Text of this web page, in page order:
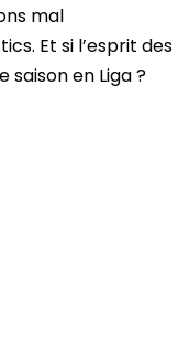
mal
Et si l’esprit des
en Liga ?